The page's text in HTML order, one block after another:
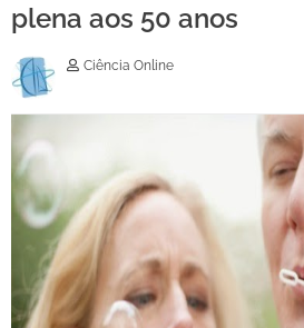
plena aos 50 anos
Ciência Online